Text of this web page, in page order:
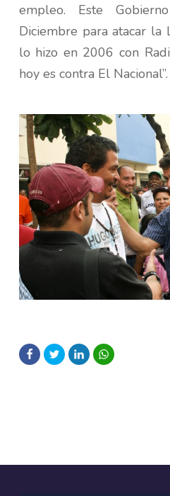
empleo. Este
Diciembre para atacar la
lo hizo en 2006 con
hoy es contra El Nacional”.